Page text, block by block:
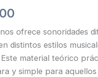
ofrece sonoridades
distintos estilos
material teórico
y simple para aquellos